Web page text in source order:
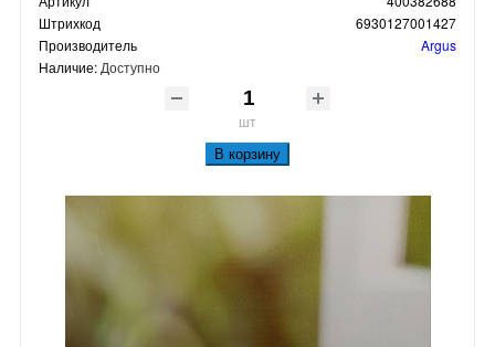
Штрихкод
6930127001427
Производитель
Argus
Наличие: Доступно
шт
В корзину